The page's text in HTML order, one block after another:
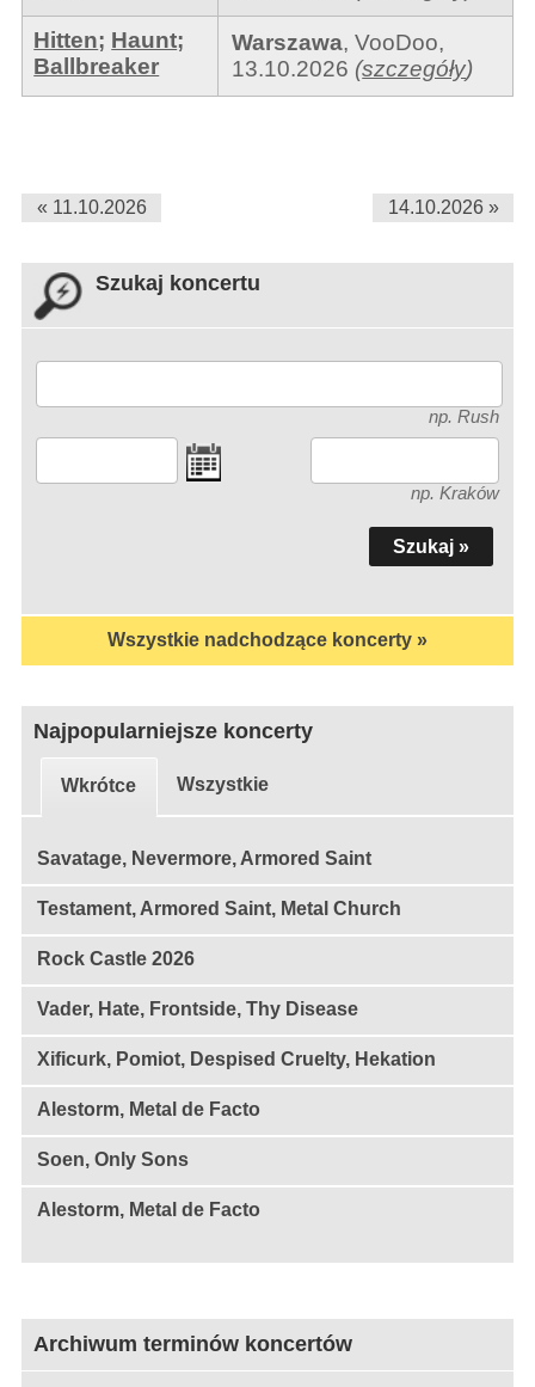
Hitten; Haunt;
Ballbreaker
Warszawa,VooDoo,
13.10.2026 (szczegóły)
« 11.10.2026 14.10.2026 »
Szukaj koncertu
np. Rush
np. Kraków
Wszystkie nadchodzące koncerty »
Najpopularniejsze koncerty
Wkrótce Wszystkie
Savatage, Nevermore, Armored Saint
Testament, Armored Saint, Metal Church
Rock Castle 2026
Vader, Hate, Frontside, Thy Disease
Xificurk, Pomiot, Despised Cruelty, Hekation
Alestorm, Metal de Facto
Soen, Only Sons
Alestorm, Metal de Facto
Archiwum terminów koncertów